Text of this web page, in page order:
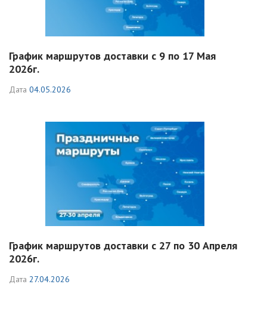
График маршрутов доставки с 9 по 17 Мая
2026г.
Дата 04.05.2026
График маршрутов доставки с 27 по 30 Апреля
2026г.
Дата 27.04.2026